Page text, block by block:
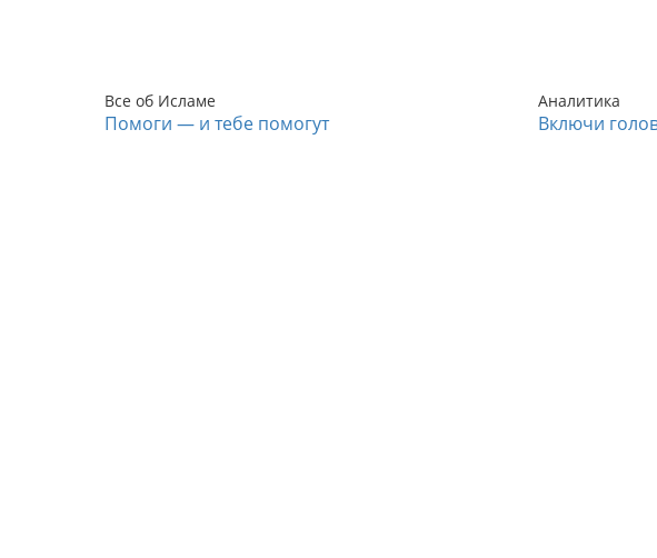
Все об Исламе
Помоги — и тебе помогут
Аналитика
Включи